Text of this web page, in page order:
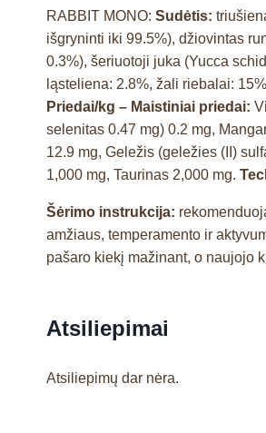
RABBIT MONO: Sudėtis:
išgryninti iki 99.5%), džiovintas
0.3%), šeriuotoji juka (Yucca
ląsteliena: 2.8%, žali riebalai:
Priedai/kg – Maistiniai priedai:
selenitas 0.47 mg) 0.2 mg,
12.9 mg, Geležis (geležies (II)
1,000 mg, Taurinas 2,000 mg.
Šėrimo instrukcija:
amžiaus, temperamento ir
pašaro kiekį mažinant, o naujojo
Atsiliepimai
Atsiliepimų dar nėra.